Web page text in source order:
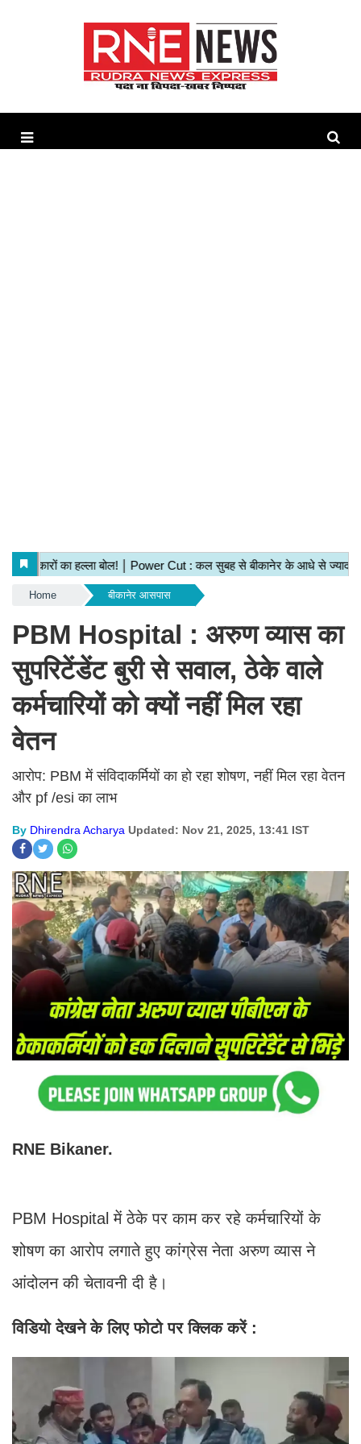
Home बीकानेर आसपास
PBM Hospital : अरुण व्यास का
सुपरिटेंडेंट बुरी से सवाल, ठेके वाले
कर्मचारियों को क्यों नहीं मिल रहा
वेतन
आरोप: PBM में संविदाकर्मियों का हो रहा शोषण, नहीं मिल रहा वेतन
और pf /esi का लाभ
By Dhirendra Acharya Updated: Nov 21, 2025, 13:41 IST
RNE Bikaner.
PBM Hospital में ठेके पर काम कर रहे कर्मचारियों के
शोषण का आरोप लगाते हुए कांग्रेस नेता अरुण व्यास ने
आंदोलन की चेतावनी दी है।
विडियो देखने के लिए फोटो पर क्लिक करें :